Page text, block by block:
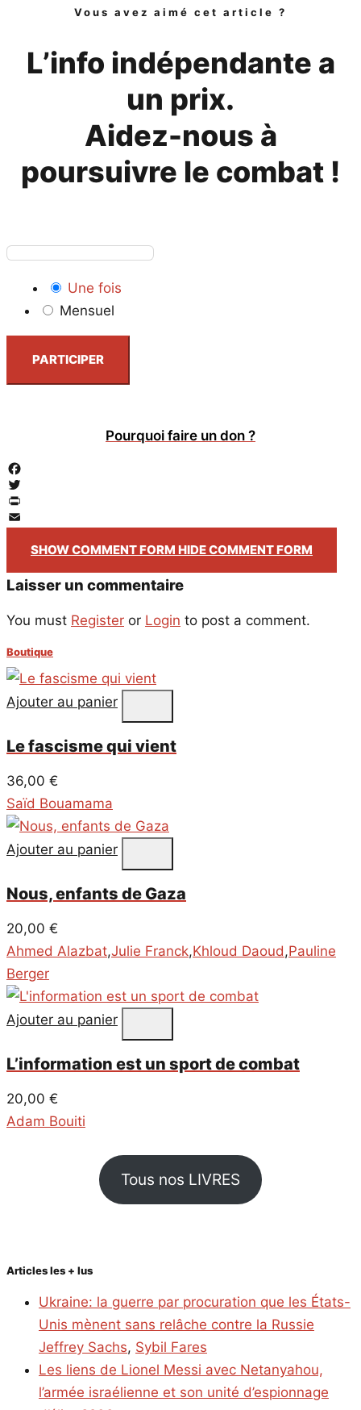
Vous avez aimé cet article ?
L’info indépendante a
un prix.
Aidez-nous à
poursuivre le combat !
Une fois
Mensuel
PARTICIPER
Pourquoi faire un don ?
Facebook
Twitter
PrintFriendly
Email
SHOW COMMENT FORM HIDE COMMENT FORM
Laisser un commentaire
You must Register or Login to post a comment.
Boutique
Ajouter au panier
Le fascisme qui vient
36,00 €
Saïd Bouamama
Ajouter au panier
Nous, enfants de Gaza
20,00 €
Ahmed Alazbat,Julie Franck,Khloud Daoud,Pauline
Berger
Ajouter au panier
L’information est un sport de combat
20,00 €
Adam Bouiti
Tous nos LIVRES
Articles les + lus
Ukraine: la guerre par procuration que les États-
Unis mènent sans relâche contre la Russie
Jeffrey Sachs, Sybil Fares
Les liens de Lionel Messi avec Netanyahou,
l’armée israélienne et son unité d’espionnage